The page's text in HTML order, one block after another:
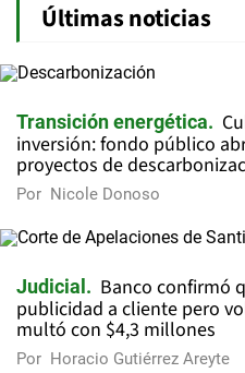
Últimas noticias
Transición energética
inversión: fondo público
proyectos de
Por Nicole Donoso
Judicial
Banco confirmó
publicidad a cliente pero
multó con $4,3 millones
Por Horacio Gutiérrez Areyte